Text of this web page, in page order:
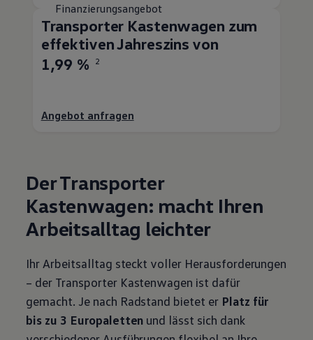
Finanzierungsangebot
Transporter Kastenwagen zum
effektiven Jahreszins von
1,99 %
2
Angebot anfragen
DerTransporter
Kastenwagen: macht Ihren
Arbeitsalltag leichter
Ihr Arbeitsalltag steckt voller Herausforderungen
– der TransporterKastenwagen ist dafür
gemacht. Je nach Radstand bietet er Platz für
bis zu 3 Europaletten und lässt sich dank